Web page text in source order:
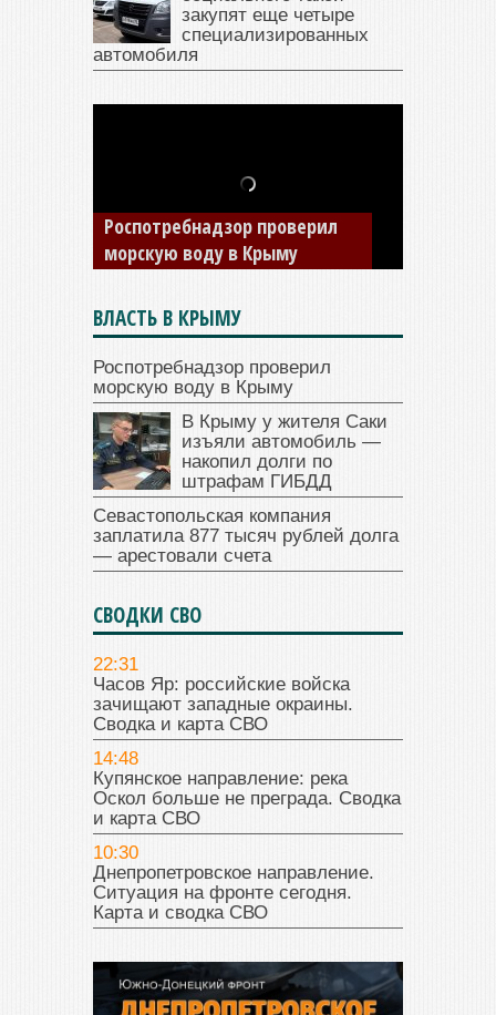
закупят еще четыре
специализированных
автомобиля
В Крыму у жителя Саки
изъяли автомобиль —
накопил долги по штрафам
ГИБДД
ВЛАСТЬ В КРЫМУ
Роспотребнадзор проверил
морскую воду в Крыму
В Крыму у жителя Саки
изъяли автомобиль —
накопил долги по
штрафам ГИБДД
Севастопольская компания
заплатила 877 тысяч рублей долга
— арестовали счета
СВОДКИ СВО
22:31
Часов Яр: российские войска
зачищают западные окраины.
Сводка и карта СВО
14:48
Купянское направление: река
Оскол больше не преграда. Сводка
и карта СВО
10:30
Днепропетровское направление.
Ситуация на фронте сегодня.
Карта и сводка СВО